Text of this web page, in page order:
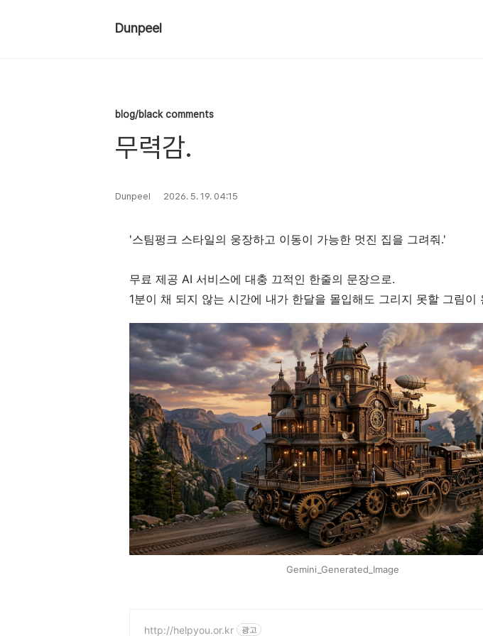
Dunpeel
blog/black comments
무력감.
Dunpeel 2026. 5. 19. 04:15
'스팀펑크 스타일의 웅장하고 이동이 가능한 멋진 집을 그려줘.'
무료 제공 AI 서비스에 대충 끄적인 한줄의 문장으로.
1분이 채 되지 않는 시간에 내가 한달을 몰입해도 그리지 못할 그림이
Gemini_Generated_Image
http://helpyou.or.kr 광고